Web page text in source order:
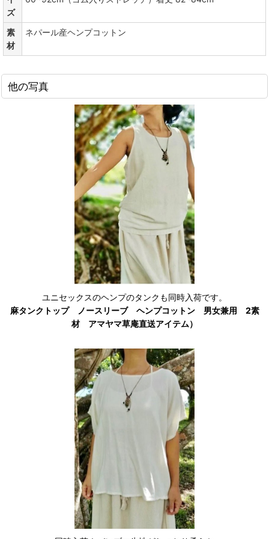
ズ
素
材
ネパール産ヘンプコットン
他の写真
ユニセックスのヘンプのタンクも同時入荷です。
麻タンクトップ ノースリーブ ヘンプコットン 男女兼用 2素
材 アマヤマ草庵直送アイテム）